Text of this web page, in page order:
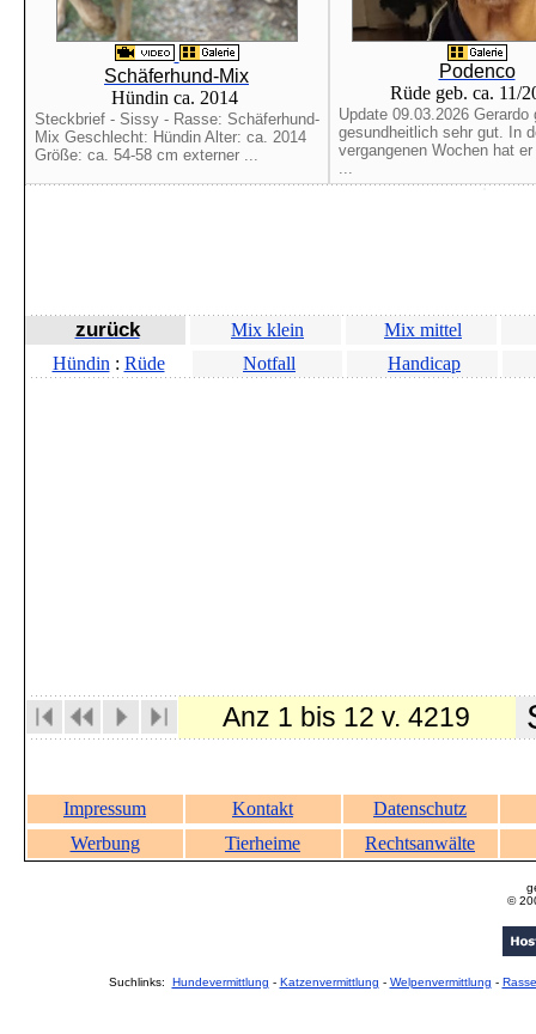
Schäferhund-Mix
Hündin ca. 2014
Steckbrief - Sissy - Rasse: Schäferhund-
Mix Geschlecht: Hündin Alter: ca. 2014
Größe: ca. 54-58 cm externer ...
Podenco
Rüde geb. ca. 11/
Update 09.03.2026 Gerardo
gesundheitlich sehr gut. In
vergangenen Wochen hat
...
zurück Mix klein
Mix mittel
Hündin : Rüde Notfall Handicap
Anz 1 bis 12 v. 4219
Impressum Kontakt
Datenschutz
Werbung
Tierheime Rechtsanwälte
©
Suchlinks: Hundevermittlung - Katzenvermittlung - Welpenvermittlung -